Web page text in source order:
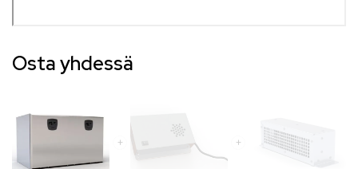
Osta yhdessä